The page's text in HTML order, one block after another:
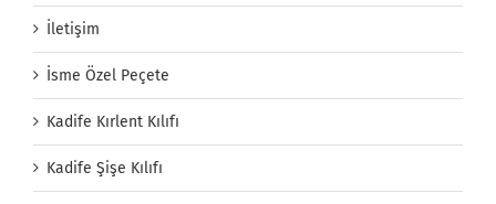
İletişim
İsme Özel Peçete
Kadife Kırlent Kılıfı
Kadife Şişe Kılıfı